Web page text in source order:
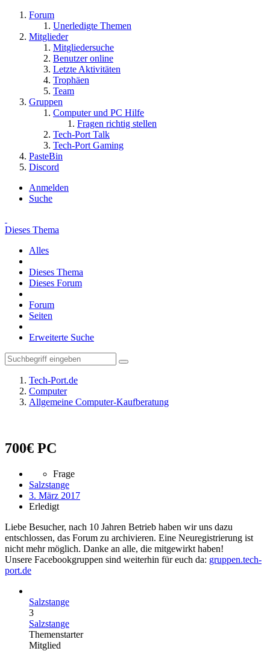
Forum
Unerledigte Themen
Mitglieder
Mitgliedersuche
Benutzer online
Letzte Aktivitäten
Trophäen
Team
Gruppen
Computer und PC Hilfe
Fragen richtig stellen
Tech-Port Talk
Tech-Port Gaming
PasteBin
Discord
Anmelden
Suche
Dieses Thema
Alles
Dieses Thema
Dieses Forum
Forum
Seiten
Erweiterte Suche
Tech-Port.de
Computer
Allgemeine Computer-Kaufberatung
700€ PC
Frage
Salzstange
3. März 2017
Erledigt
Liebe Besucher, nach 10 Jahren Betrieb haben wir uns dazu
entschlossen, das Forum zu archivieren. Eine Neuregistrierung ist
nicht mehr möglich. Danke an alle, die mitgewirkt haben!
Unsere Facebookgruppen sind weiterhin für euch da: gruppen.tech-
port.de
Salzstange
3
Salzstange
Themenstarter
Mitglied